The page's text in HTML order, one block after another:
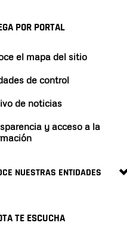
POR PORTAL
el mapa del sitio
de control
de noticias
y acceso a la
NUESTRAS ENTIDADES
TE ESCUCHA